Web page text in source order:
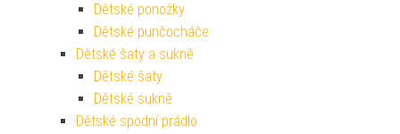
Dětské ponožky
Dětské punčocháče
Dětské šaty a sukně
Dětské šaty
Dětské sukně
Dětské spodní prádlo